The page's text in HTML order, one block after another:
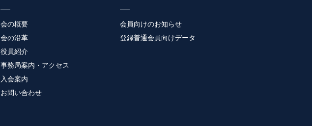
会の概要
会の沿革
役員紹介
事務局案内・アクセス
入会案内
お問い合わせ
会員向けのお知らせ
登録普通会員向けデータ